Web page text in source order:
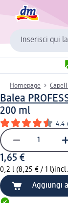
Inserisci qui
Homepage Capelli
Balea
200 ml
4.4
1,65 €
0,2 l (8,25 € / 1 l)
Aggiungi